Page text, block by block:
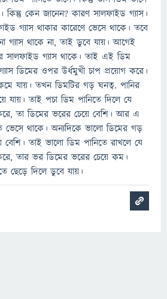
কিন্তু কেন জানেন? কারণ সালফাইড গ্যাস।
গ্যাস থাকার কারেণে ভেসে থাকে। তবে
গ্যাস থাকে না, তাই ডুবে যায়। আগেই
সালফাইড গ্যাস থাকে। তাই এই ডিম
ডিমের ওপর উর্ধমুখী চাপ প্রয়োগ করে।
যায়। তখন ডিমটির গড় ঘনত্ব. পানির
যায়। তাই পচা ডিম পানিতে দিলে যে
তা ডিমের ভরের চেয়ে বেশি। আর এ
ভেসে থাকে। অন্যদিকে ভালো ডিমের গড়
বেশি। তাই ভালো ডিম পানিতে রাখলে যে
তার ভর ডিমের ভরের চেয়ে কম।
ছেড়ে দিলে ডুবে যায়।